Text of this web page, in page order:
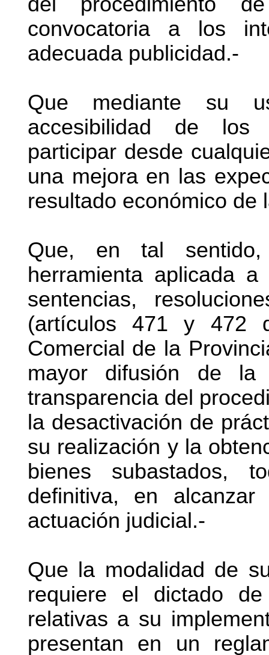
convocatoria a los
adecuada publicidad.-
Que mediante su
accesibilidad de los
participar desde
una mejora en las
resultado económico de
Que, en tal
herramienta aplicada
sentencias,
(artículos 471 y 472
Comercial de la
mayor difusión de la
transparencia del
la desactivación de
su realización y la
bienes subastados,
definitiva, en
actuación judicial.-
Que la modalidad de
requiere el dictado
relativas a su
presentan en un